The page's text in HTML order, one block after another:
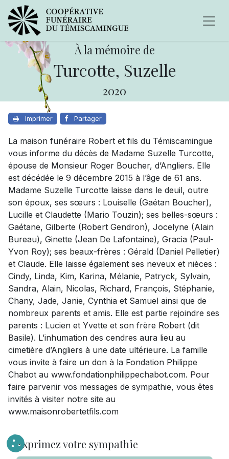
À la mémoire de
Turcotte, Suzelle
2020
Imprimer Partager
La maison funéraire Robert et fils du Témiscamingue
vous informe du décès de Madame Suzelle Turcotte,
épouse de Monsieur Roger Boucher, d’Angliers. Elle
est décédée le 9 décembre 2015 à l’âge de 61 ans.
Madame Suzelle Turcotte laisse dans le deuil, outre
son époux, ses sœurs : Louiselle (Gaétan Boucher),
Lucille et Claudette (Mario Touzin); ses belles-sœurs :
Gaétane, Gilberte (Robert Gendron), Jocelyne (Alain
Bureau), Ginette (Jean De Lafontaine), Gracia (Paul-
Yvon Roy); ses beaux-frères : Gérald (Daniel Pelletier)
et Claude. Elle laisse également ses neveux et nièces :
Cindy, Linda, Kim, Karina, Mélanie, Patryck, Sylvain,
Sandra, Alain, Nicolas, Richard, François, Stéphanie,
Chany, Jade, Janie, Cynthia et Samuel ainsi que de
nombreux parents et amis. Elle est partie rejoindre ses
parents : Lucien et Yvette et son frère Robert (dit
Basile). L’inhumation des cendres aura lieu au
cimetière d’Angliers à une date ultérieure. La famille
vous invite à faire un don à la Fondation Philippe
Chabot au www.fondationphilippechabot.com. Pour
faire parvenir vos messages de sympathie, vous êtes
invités à visiter notre site au
www.maisonrobertetfils.com
Exprimez votre sympathie